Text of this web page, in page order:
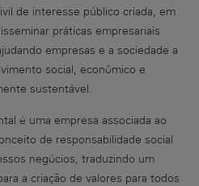
de interesse público criada, em
práticas empresariais
empresas e a sociedade a
social, econômico e
sustentável.
é uma empresa associada ao
de responsabilidade social
negócios, traduzindo um
a criação de valores para todos